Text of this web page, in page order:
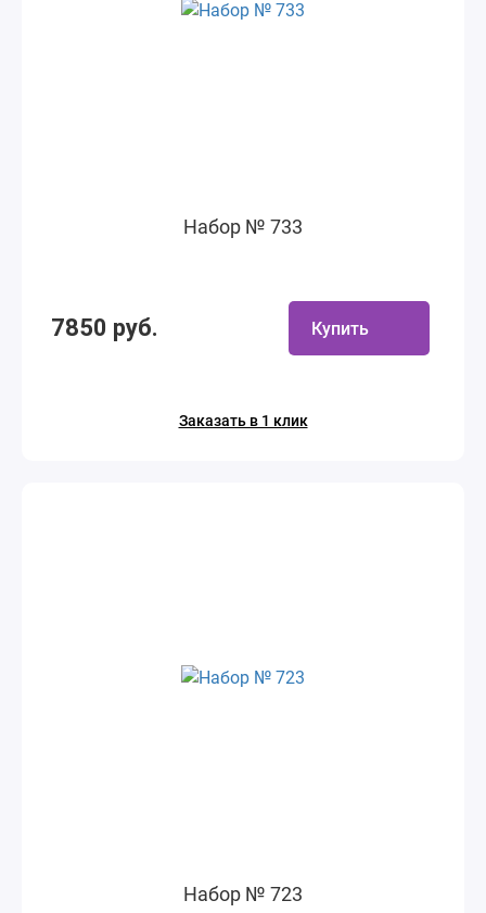
Набор № 733
7850 руб. Купить
Заказать в 1 клик
Набор № 723